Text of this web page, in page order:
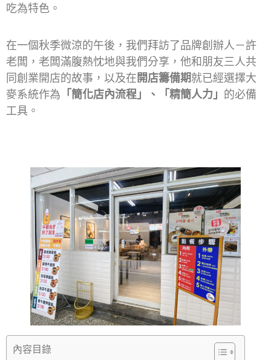
吃為特色。
在一個秋季微涼的午後，我們拜訪了品牌創辦人－許
老闆，老闆滿腹熱忱地與我們分享，他和朋友三人共
同創業開店的故事，以及在開店籌備期就已經選擇大
麥系統作為 「簡化店內流程」、「精簡人力」 的必備
工具。
內容目錄